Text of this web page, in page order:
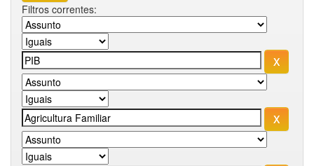
Filtros correntes: